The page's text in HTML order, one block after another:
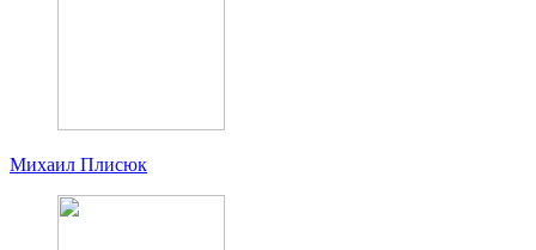
Михаил Плисюк